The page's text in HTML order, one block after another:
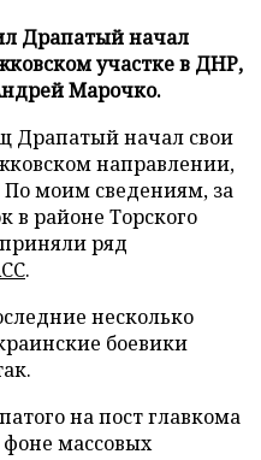
Драпатый начал
участке в ДНР,
Марочко.
Драпатый начал свои
направлении,
По моим сведениям, за
в районе Торского
ряд
.
несколько
боевики
на пост главкома
фоне массовых